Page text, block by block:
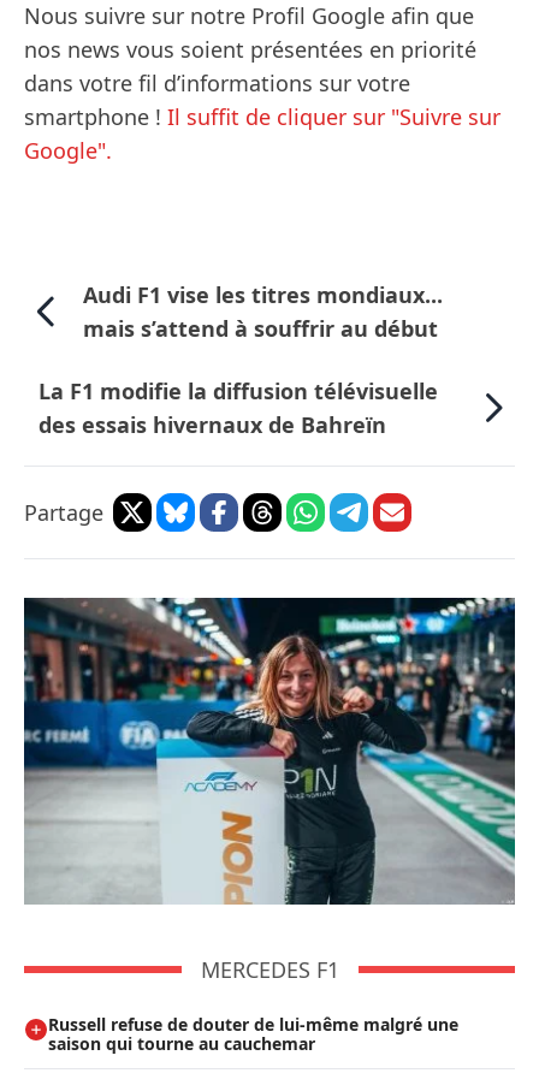
Nous suivre sur notre Profil Google afin que
nos news vous soient présentées en priorité
dans votre fil d’informations sur votre
smartphone ! Il suffit de cliquer sur "Suivre sur
Google".
Audi F1 vise les titres mondiaux...
mais s’attend à souffrir au début
La F1 modifie la diffusion télévisuelle
des essais hivernaux de Bahreïn
Partage
MERCEDES F1
Russell refuse de douter de lui-même malgré une
saison qui tourne au cauchemar